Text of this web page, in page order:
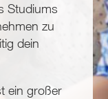
Studiums
zu
dein
ein großer